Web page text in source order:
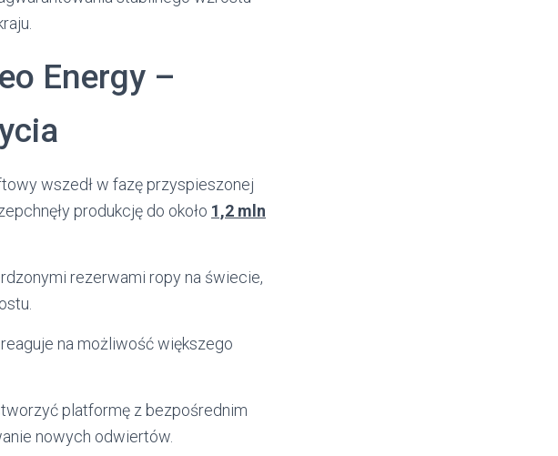
Energy –
wszedł w fazę przyspieszonej
produkcję do około 1,2 mln
rezerwami ropy na świecie,
na możliwość większego
platformę z bezpośrednim
nowych odwiertów.